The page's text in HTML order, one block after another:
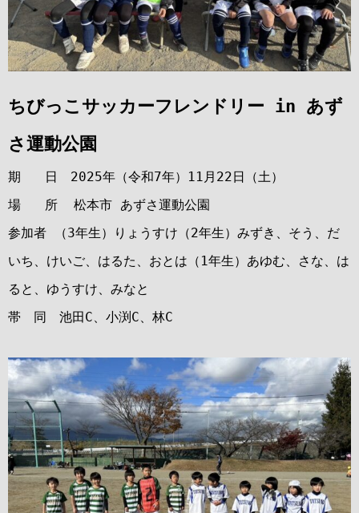
ちびっこサッカーフレンドリー in あず
さ運動公園
期 日 2025年（令和7年）11月22日（土）
場 所 松本市 あずさ運動公園
参加者 （3年生）りょうすけ（2年生） みずき、そう、だ
いち、けいご、はるた、おとは（1年生）あゆむ、さな、は
ると、ゆうすけ、みなと
帯 同 池田C、小渕C、林C